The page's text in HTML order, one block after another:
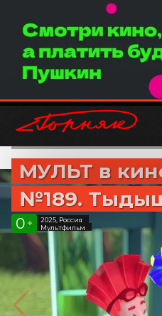
МУЛЬТ в
№189.
0 +
2025, Россия
Мультфильм